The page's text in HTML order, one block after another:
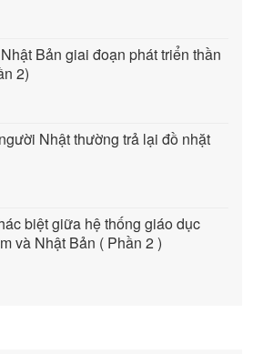
Bản giai đoạn phát triển thần
2)
Nhật thường trả lại đồ nhặt
biệt giữa hệ thống giáo dục
và Nhật Bản ( Phần 2 )